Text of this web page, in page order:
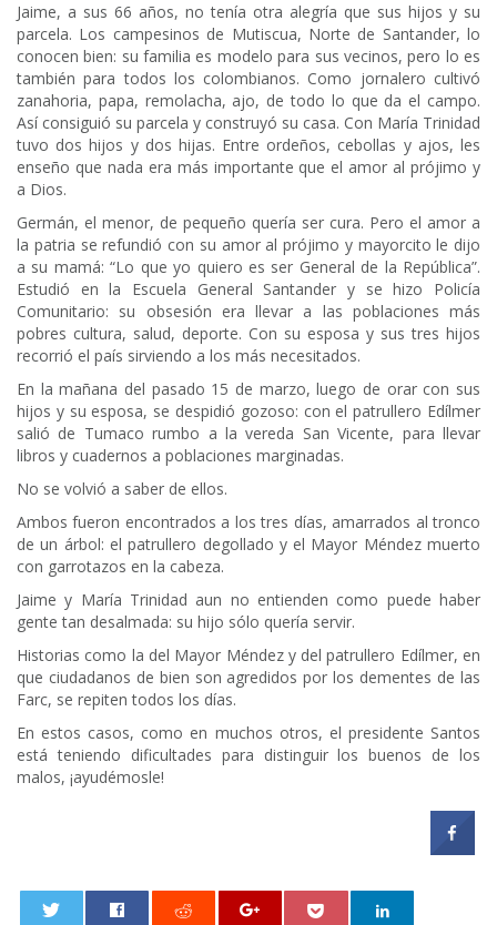
Jaime, a sus 66 años, no tenía otra alegría que sus hijos y su
parcela. Los campesinos de Mutiscua, Norte de Santander, lo
conocen bien: su familia es modelo para sus vecinos, pero lo es
también para todos los colombianos. Como jornalero cultivó
zanahoria, papa, remolacha, ajo, de todo lo que da el campo.
Así consiguió su parcela y construyó su casa. Con María Trinidad
tuvo dos hijos y dos hijas. Entre ordeños, cebollas y ajos, les
enseño que nada era más importante que el amor al prójimo y
a Dios.
Germán, el menor, de pequeño quería ser cura. Pero el amor a
la patria se refundió con su amor al prójimo y mayorcito le dijo
a su mamá: “Lo que yo quiero es ser General de la República”.
Estudió en la Escuela General Santander y se hizo Policía
Comunitario: su obsesión era llevar a las poblaciones más
pobres cultura, salud, deporte. Con su esposa y sus tres hijos
recorrió el país sirviendo a los más necesitados.
En la mañana del pasado 15 de marzo, luego de orar con sus
hijos y su esposa, se despidió gozoso: con el patrullero Edílmer
salió de Tumaco rumbo a la vereda San Vicente, para llevar
libros y cuadernos a poblaciones marginadas.
No se volvió a saber de ellos.
Ambos fueron encontrados a los tres días, amarrados al tronco
de un árbol: el patrullero degollado y el Mayor Méndez muerto
con garrotazos en la cabeza.
Jaime y María Trinidad aun no entienden como puede haber
gente tan desalmada: su hijo sólo quería servir.
Historias como la del Mayor Méndez y del patrullero Edílmer, en
que ciudadanos de bien son agredidos por los dementes de las
Farc, se repiten todos los días.
En estos casos, como en muchos otros, el presidente Santos
está teniendo dificultades para distinguir los buenos de los
malos, ¡ayudémosle!